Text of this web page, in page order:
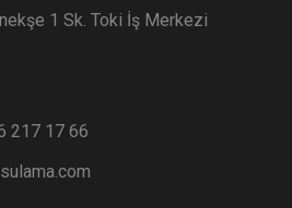
1 Sk. Toki İş Merkezi
217 17 66